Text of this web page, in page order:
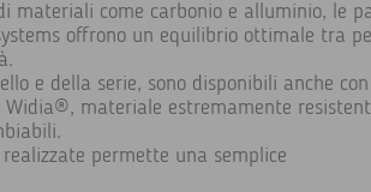
materiali come carbonio e alluminio, le
offrono un equilibrio ottimale tra
e della serie, sono disponibili anche
materiale estremamente
realizzate permette una semplice